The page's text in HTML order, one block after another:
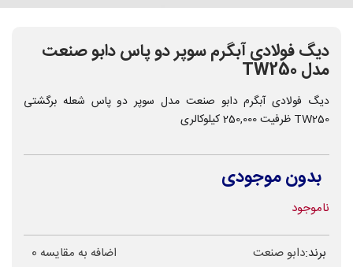
دیگ فولادی آبگرم سوپر دو پاس دابو صنعت
مدل TW250
دیگ فولادی آبگرم دابو صنعت مدل سوپر دو پاس شعله برگشتی
TW250 ظرفیت 250,000 کیلوکالری
بدون موجودی
ناموجود
برند:دابو صنعت اضافه به مقایسه 0